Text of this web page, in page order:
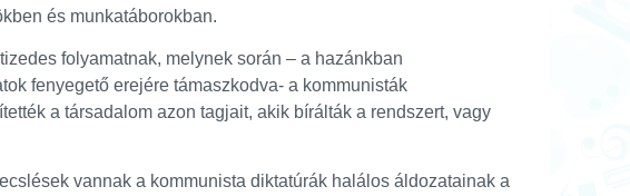
és munkatáborokban.
folyamatnak, melynek során – a hazánkban
fenyegető erejére támaszkodva- a kommunisták
a társadalom azon tagjait, akik bírálták a rendszert, vagy
vannak a kommunista diktatúrák halálos áldozatainak a